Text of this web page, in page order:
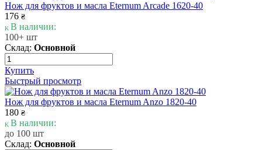
Нож для фруктов и масла Eternum Arcade 1620-40
176 ₴
В наличии:
100+ шт
Склад: Основной
Купить
Быстрый просмотр
Нож для фруктов и масла Eternum Anzo 1820-40
180 ₴
В наличии:
до 100 шт
Склад: Основной